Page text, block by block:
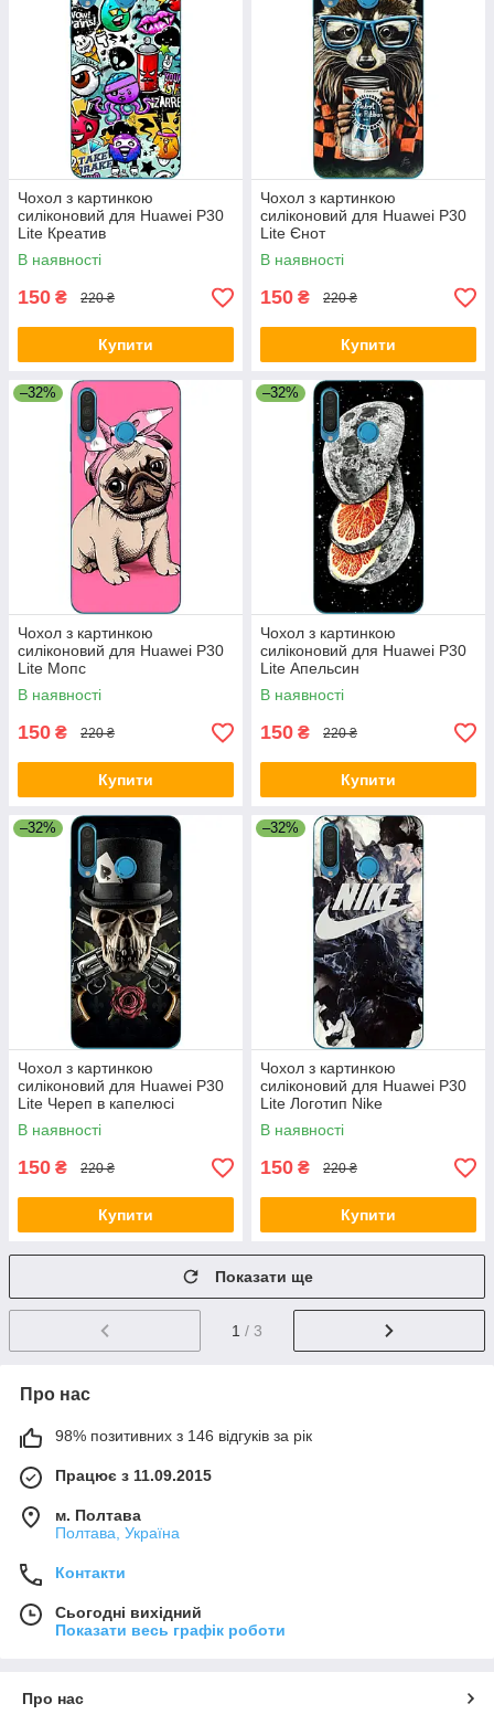
Чохол з картинкою
силіконовий для Huawei P30
Lite Креатив
В наявності
150 ₴ 220 ₴
Купити
Чохол з картинкою
силіконовий для Huawei P30
Lite Єнот
В наявності
150 ₴ 220 ₴
Купити
–32%
Чохол з картинкою
силіконовий для Huawei P30
Lite Мопс
В наявності
150 ₴ 220 ₴
Купити
–32%
Чохол з картинкою
силіконовий для Huawei P30
Lite Апельсин
В наявності
150 ₴ 220 ₴
Купити
–32%
Чохол з картинкою
силіконовий для Huawei P30
Lite Череп в капелюсі
В наявності
150 ₴ 220 ₴
Купити
–32%
Чохол з картинкою
силіконовий для Huawei P30
Lite Логотип Nike
В наявності
150 ₴ 220 ₴
Купити
Показати ще
1 / 3
Про нас
98% позитивних з 146 відгуків за рік
Працює з 11.09.2015
м. Полтава
Полтава, Україна
Контакти
Сьогодні вихідний
Показати весь графік роботи
Про нас